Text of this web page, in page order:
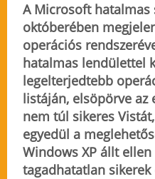
A Microsoft hatalmas
októberében
operációs
hatalmas lendülettel
legelterjedtebb
listáján, elsöpörve az
nem túl sikeres
egyedül a
Windows XP állt
tagadhatatlan